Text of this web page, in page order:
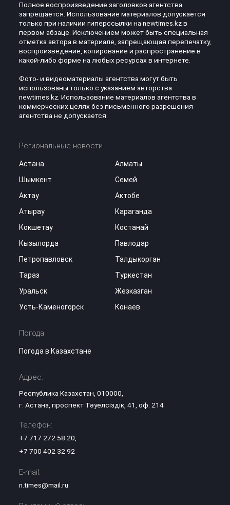
Полное воспроизведение заголовков агентства
запрещается. Использование материалов допускается
только при наличии гиперссылки на newtimes.kz в
первом абзаце. Исключением может быть специальная
отметка автора в материале, запрещающая перепечатку,
воспроизведение, копирование и распространение в
какой-либо форме на любых ресурсах в интернете.
Фото- и видеоматериалы агентства могут быть
использованы только с указанием авторства
newtimes.kz. Использование материалов агентства в
коммерческих целях без письменного разрешения
агентства не допускается.
Региональные новости
Астана
Алматы
Шымкент
Семей
Актау
Актобе
Атырау
Караганда
Кокшетау
Костанай
Кызылорда
Павлодар
Петропавловск
Талдыкорган
Тараз
Туркестан
Уральск
Жезказган
Усть-Каменогорск
Конаев
Погода
Погода в Казахстане
Адрес:
Республика Казахстан, 010000,
г. Астана, проспект Тәуелсіздік, 41, оф. 214
Телефон:
+7 717 272 58 20,
+7 700 402 32 92
E-mail:
n.times@mail.ru